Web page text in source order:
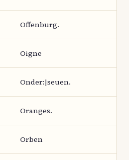
Offenburg.
Oigne
Onder:|seuen.
Oranges.
Orben